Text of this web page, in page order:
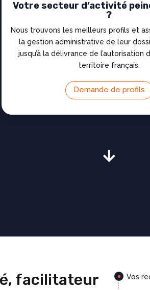
Votre secteur d’activité
?
Nous trouvons les meilleurs profils et
la gestion administrative de leur
jusqu’à la délivrance de l’autorisation
territoire français.
Demande de profils

facilitateur
Vos